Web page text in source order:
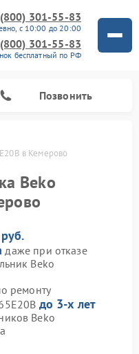
301-55-83
с 10:00 до 20:00
301-55-83
бесплатный по РФ
Позвонить
в Кемерово
Beko
даже при отказе
Beko
ремонту
до 3-х лет
Beko